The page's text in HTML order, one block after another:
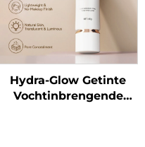
Hydra-Glow Getinte
Vochtinbrengende